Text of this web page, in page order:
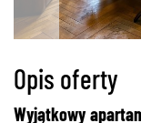
Opis oferty
Wyjątkowy